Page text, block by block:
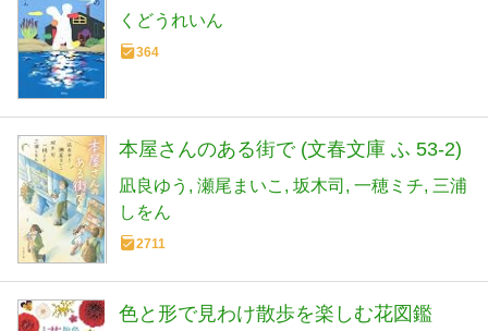
くどうれいん
364
本屋さんのある街で (文春文庫 ふ 53-2)
凪良ゆう 瀬尾まいこ 坂木司 一穂ミチ 三浦
しをん
2711
色と形で見わけ散歩を楽しむ花図鑑